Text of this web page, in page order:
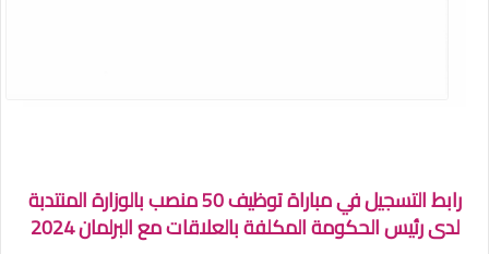
رابط التسجيل في مباراة توظيف 50 منصب بالوزارة المنتدبة
لدى رئيس الحكومة المكلفة بالعلاقات مع البرلمان 2024